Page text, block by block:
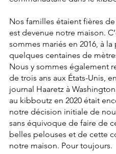
Nos familles étaient fières
est devenue notre maison.
sommes mariés en 2016, à
quelques centaines de
Nous y sommes également
de trois ans aux États-Unis,
journal Haaretz à
au kibboutz en 2020 était
notre décision initiale de
sans équivoque de faire de
belles pelouses et de cette
notre maison. Pour toujours.